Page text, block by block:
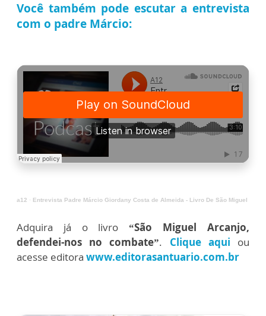
Você também pode escutar a entrevista
com o padre Márcio:
a12 · Entrevista Padre Márcio Giordany Costa de Almeida - Livro De São Miguel
Adquira já o livro“São Miguel Arcanjo,
defendei-nos no combate”. Clique aqui ou
acesse editora www.editorasantuario.com.br